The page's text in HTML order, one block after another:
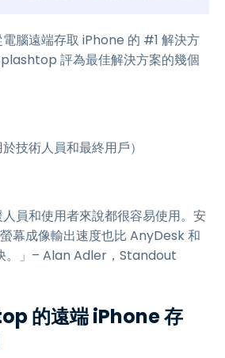
腦遠端存取 iPhone 的 #1 解決方
評為最佳解決方案的幾個
技術人員和最終用戶）
員和使用者來說都很容易使用。安
幕成像輸出速度也比 AnyDesk 和
。」– Alan Adler，Standout
的遠端 iPhone 存